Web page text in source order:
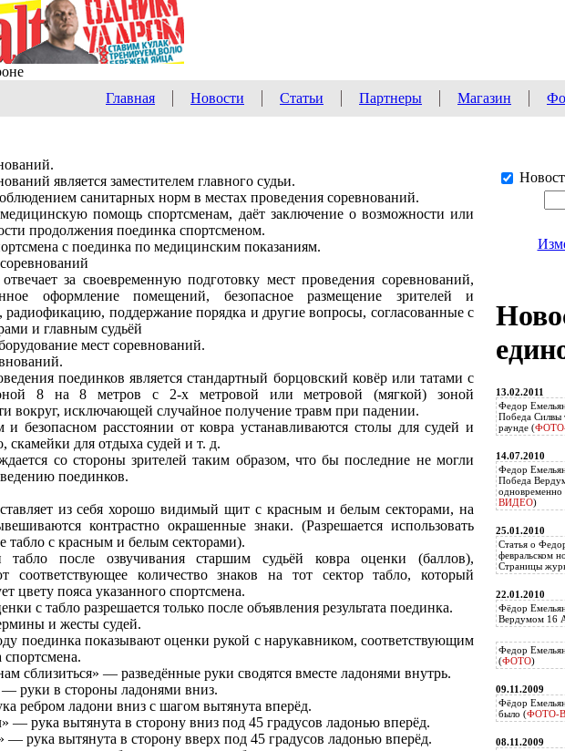
Главная Новости Статьи Партнеры Магазин
является заместителем главного судьи.
санитарных норм в местах проведения соревнований.
помощь спортсменам, даёт заключение о возможности или
продолжения поединка спортсменом.
с поединка по медицинским показаниям.
за своевременную подготовку мест проведения соревнований,
оформление помещений, безопасное размещение зрителей и
радиофикацию, поддержание порядка и другие вопросы, согласованные с
и главным судьёй
мест соревнований.
поединков является стандартный борцовский ковёр или татами с
8 на 8 метров с 2-х метровой или метровой (мягкой) зоной
вокруг, исключающей случайное получение травм при падении.
и безопасном расстоянии от ковра устанавливаются столы для судей и
скамейки для отдыха судей и т. д.
со стороны зрителей таким образом, что бы последние не могли
поединков.
из себя хорошо видимый щит с красным и белым секторами, на
контрастно окрашенные знаки. (Разрешается использовать
табло с красным и белым секторами).
после озвучивания старшим судьёй ковра оценки (баллов),
соответствующее количество знаков на тот сектор табло, который
цвету пояса указанного спортсмена.
с табло разрешается только после объявления результата поединка.
и жесты судей.
поединка показывают оценки рукой с нарукавником, соответствующим
спортсмена.
сблизиться» — разведённые руки сводятся вместе ладонями внутрь.
— руки в стороны ладонями вниз.
ребром ладони вниз с шагом вытянута вперёд.
— рука вытянута в сторону вниз под 45 градусов ладонью вперёд.
— рука вытянута в сторону вверх под 45 градусов ладонью вперёд.
13.02.2011
Федор
Победа Силвы
раунде (
14.07.2010
Федор
Победа
ВИДЕО)
25.01.2010
Статья о
февральском
Страницы
22.01.2010
Фёдор
Вердумом 16
Федор
(ФОТО)
09.11.2009
Фёдор
было (ФОТО-
08.11.2009